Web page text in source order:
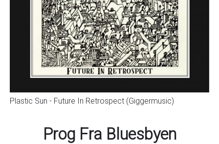
Plastic Sun - Future In Retrospect (Giggermusic)
Prog Fra Bluesbyen